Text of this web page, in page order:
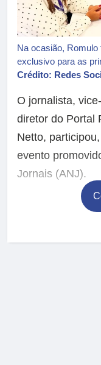
Na ocasião,
exclusivo para as
Crédito: Redes
O jornalista,
diretor do Portal
Netto,
evento
Jornais (ANJ).